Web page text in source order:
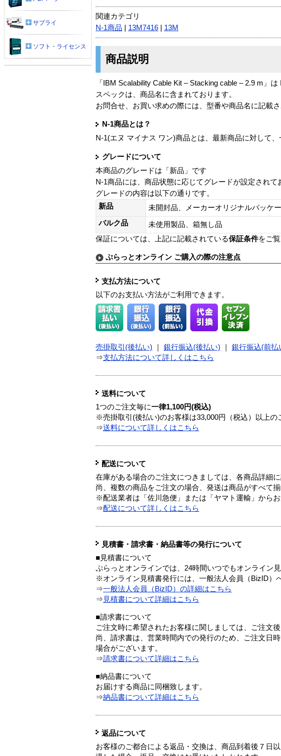
関連カテゴリ
N-1商品
13M7416 13M
商品説明
「IBM Scalability Cable Kit – Stacking cable – 2.9 m」は
スペックは、商品名に含まれております。
お問合せ、お買い求めの際には、型番や商品名に記載
N-1商品とは？
N-1(エヌ マイナス ワン)商品とは、最新商品に対して
グレードについて
本商品のグレードは「新品」です
N-1商品には、商品状態に応じてグレードが設定されて
グレードの内容は以下の通りです。
新品
未開封品、メーカーオリジナルパッケ
バルク品
未使用製品、箱無し品
保証については、上記に記載されている保証条件をご
ぷらっとオンライン ご購入の際の注意点
支払方法について
以下のお支払い方法がご利用できます。
売掛取引(後払い) 銀行振込(後払い) 銀行振込(前払
⇒支払方法について詳しくはこちら
送料について
1つのご注文毎に一律1,100円(税込)
※売掛取引(後払い)のお客様は33,000円（税込）以上の
⇒送料について詳しくはこちら
配送について
在庫がある場合のご注文につきましては、各商品詳細
尚、複数の商品をご注文の場合、発送は商品がすべて
※配送業者は「佐川急便」または「ヤマト運輸」から
⇒配送について詳しくはこちら
見積書・請求書・納品書等の発行について
■見積書について
ぷらっとオンラインでは、24時間いつでもオンライン
※オンライン見積書発行には、一般法人会員（BizID）
⇒一般法人会員（BizID）の詳細はこちら
⇒ 見積書について詳細はこちら
■請求書について
ご注文時に希望されたお客様に関しましては、ご注文
尚、請求書は、営業時間内での発行のため、ご注文日
場合がございます。
⇒請求書について詳細はこちら
■納品書について
お届けする商品に同梱致します。
⇒納品書について詳細はこちら
返品について
お客様のご都合による返品・交換は、商品到着後７日
サプライ
ソフト・ライセンス